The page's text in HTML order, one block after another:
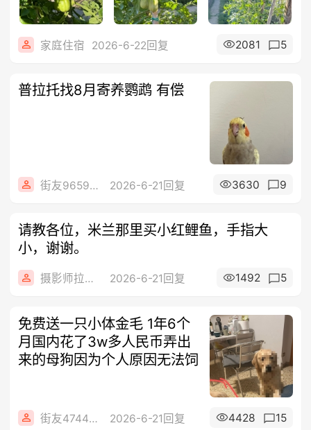
家庭住宿 2026-6-22回复 2081 5
普拉托找8月寄养鹦鹉 有偿
街友96598642 2026-6-21回复 3630 9
请教各位，米兰那里买小红鲤鱼，手指大
小，谢谢。
摄影师拉格lager 2026-6-21回复 1492 5
免费送一只小体金毛 1年6个
月国内花了3w多人民币弄出
来的母狗因为个人原因无法饲
街友47445264 2026-6-21回复 4428 15